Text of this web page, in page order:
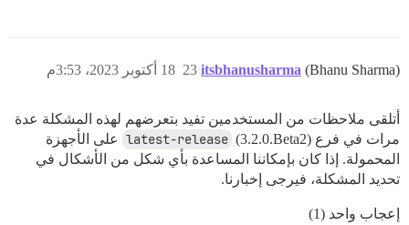
itsbhanusharma (Bhanu Sharma) 18 أكتوبر 2023، 3:53م 23
أتلقى ملاحظات من المستخدمين تفيد بتعرضهم لهذه المشكلة عدة
مرات في فرع
latest-release (3.2.0.Beta2) على الأجهزة
المحمولة. إذا كان بإمكاننا المساعدة بأي شكل من الأشكال في
تحديد المشكلة، فيرجى إخبارنا.
إعجاب واحد (1)